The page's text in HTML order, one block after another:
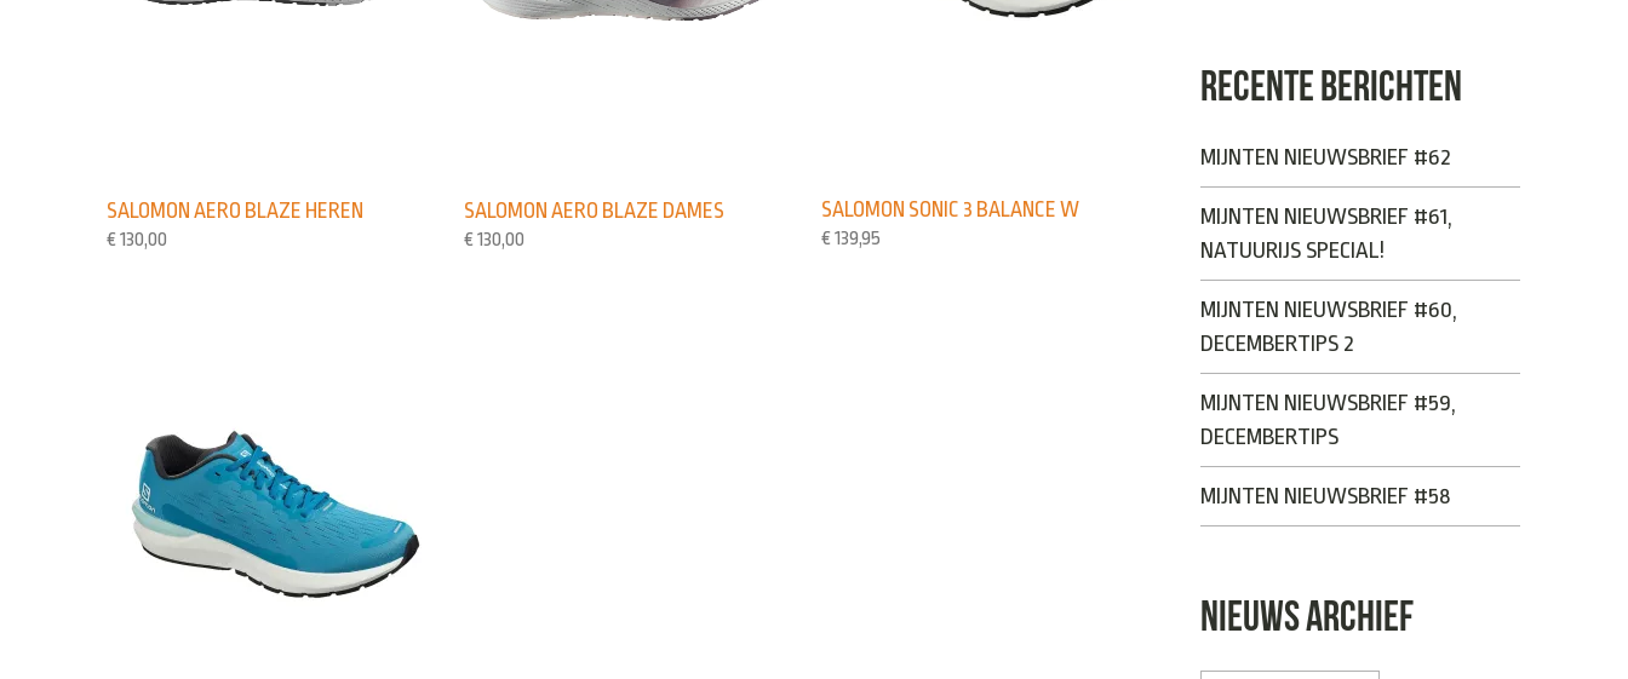
SALOMON AERO BLAZE HEREN
€ 130,00
SALOMON AERO BLAZE DAMES
€ 130,00
SALOMON SONIC 3 BALANCE W
€ 139,95
RECENTE BERICHTEN
MIJNTEN NIEUWSBRIEF #62
MIJNTEN NIEUWSBRIEF #61,
NATUURIJS SPECIAL!
MIJNTEN NIEUWSBRIEF #60,
DECEMBERTIPS 2
MIJNTEN NIEUWSBRIEF #59,
DECEMBERTIPS
MIJNTEN NIEUWSBRIEF #58
NIEUWS ARCHIEF